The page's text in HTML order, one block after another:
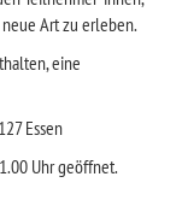
Art zu erleben.
eine
Essen
Uhr geöffnet.